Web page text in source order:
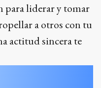
para liderar y tomar
a otros con tu
actitud sincera te